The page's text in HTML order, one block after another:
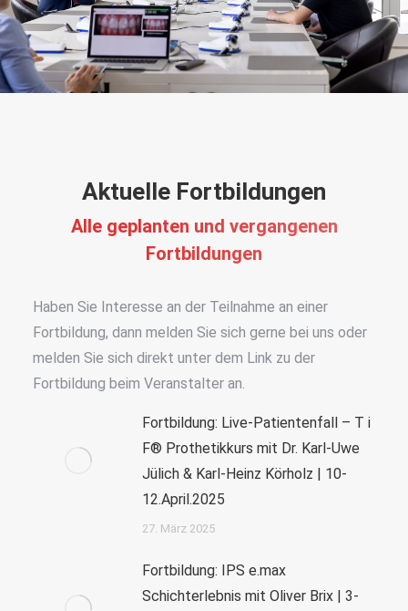
Aktuelle Fortbildungen
Alle geplanten und vergangenen
Fortbildungen
Haben Sie Interesse an der Teilnahme an einer
Fortbildung, dann melden Sie sich gerne bei uns oder
melden Sie sich direkt unter dem Link zu der
Fortbildung beim Veranstalter an.
Fortbildung: Live-Patientenfall – T i
F® Prothetikkurs mit Dr. Karl-Uwe
Jülich & Karl-Heinz Körholz | 10-
12.April.2025
27. März 2025
Fortbildung: IPS e.max
Schichterlebnis mit Oliver Brix | 3-